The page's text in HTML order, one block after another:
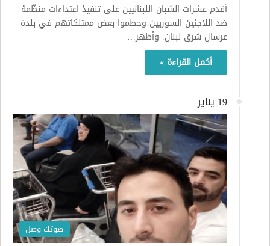
أقدم عشرات الشبان اللبنانيين على تنفيذ اعتداءات منظّمة
ضد اللاجئين السوريين وحطموا بعض ممتلكاتهم في بلدة
عرسال شرق لبنان. وأظهر…
أكمل القراءة »
19 يناير
صوتك وصل